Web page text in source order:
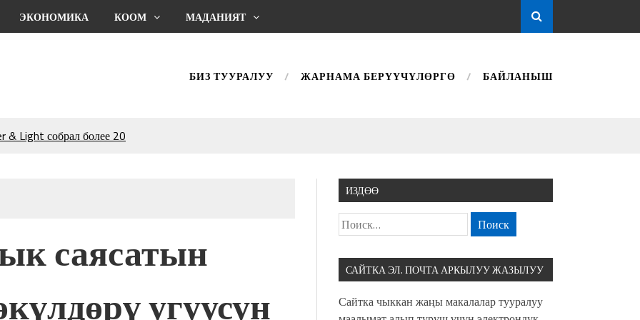
ЭКОНОМИКА КООМ МАДАНИЯТ
БИЗ ТУУРАЛУУ ЖАРНАМА БЕРҮҮЧҮЛӨРГӨ БАЙЛАНЫШ
& Light собрал более 20
шоу
Central Park
сыймык жана чоң
саясатын
угуусун
ИЗДӨӨ
САЙТКА ЭЛ. ПОЧТА АРКЫЛУУ ЖАЗЫЛУУ
Сайтка чыккан жаңы макалалар тууралуу